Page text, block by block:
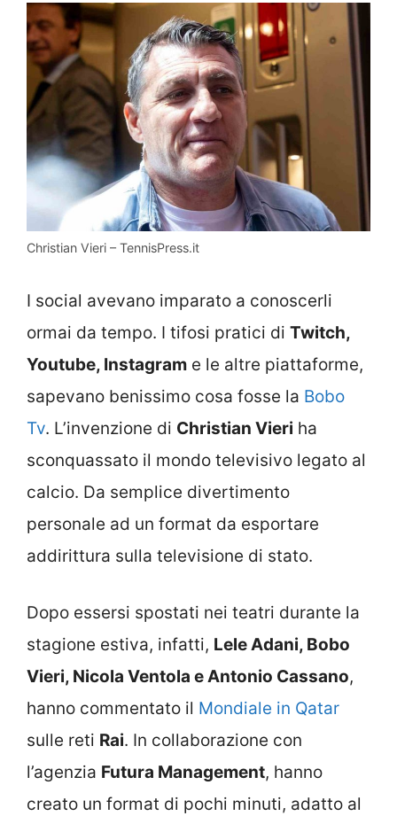
Christian Vieri – TennisPress.it
I social avevano imparato a conoscerli
ormai da tempo. I tifosi pratici di Twitch,
Youtube, Instagram e le altre piattaforme,
sapevano benissimo cosa fosse la Bobo
Tv. L’invenzione di Christian Vieri ha
sconquassato il mondo televisivo legato al
calcio. Da semplice divertimento
personale ad un format da esportare
addirittura sulla televisione di stato.
Dopo essersi spostati nei teatri durante la
stagione estiva, infatti, Lele Adani, Bobo
Vieri, Nicola Ventola e Antonio Cassano,
hanno commentato il Mondiale in Qatar
sulle reti Rai. In collaborazione con
l’agenzia Futura Management, hanno
creato un format di pochi minuti, adatto al